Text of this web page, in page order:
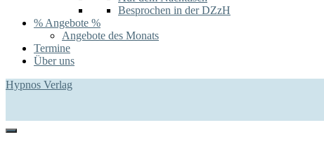
Besprochen in der DZzH
% Angebote %
Angebote des Monats
Termine
Über uns
Hypnos Verlag